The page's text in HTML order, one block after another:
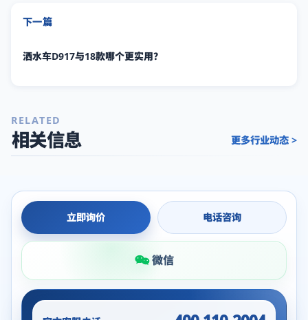
下一篇
洒水车D917与18款哪个更实用？
RELATED
相关信息 更多行业动态 >
立即询价 电话咨询
微信